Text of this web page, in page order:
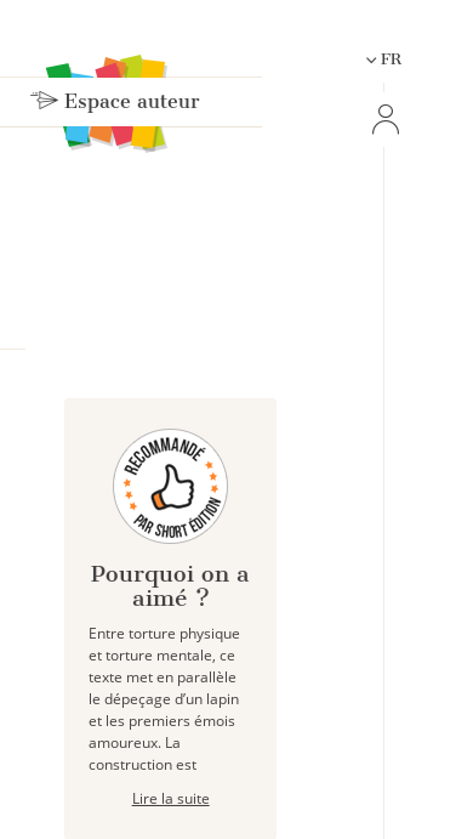
Espace auteur
FR
Pourquoi on a
aimé ?
Entre torture physique
et torture mentale, ce
texte met en parallèle
le dépeçage d’un lapin
et les premiers émois
amoureux. La
construction est
Lire la suite